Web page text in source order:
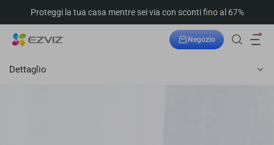
Proteggi la tua casa mentre sei via con sconti fino al 67%
Negozio
Dettaglio